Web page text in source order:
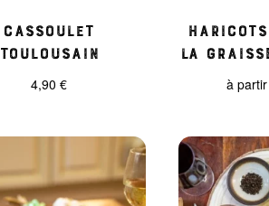
Cassoulet
Toulousain
4,90 €
la
à